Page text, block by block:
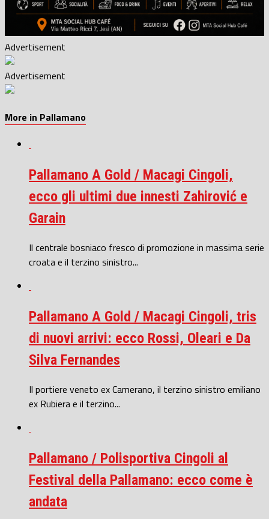
Advertisement
Advertisement
More in Pallamano
Pallamano A Gold / Macagi Cingoli,
ecco gli ultimi due innesti Zahirović e
Garain
Il centrale bosniaco fresco di promozione in massima serie
croata e il terzino sinistro...
Pallamano A Gold / Macagi Cingoli, tris
di nuovi arrivi: ecco Rossi, Oleari e Da
Silva Fernandes
Il portiere veneto ex Camerano, il terzino sinistro emiliano
ex Rubiera e il terzino...
Pallamano / Polisportiva Cingoli al
Festival della Pallamano: ecco come è
andata